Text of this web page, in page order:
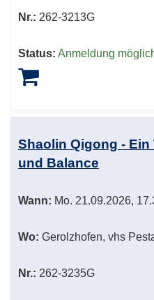
Nr.: 262-3213G
Status: Anmeldung
Shaolin Qigong - Ein
und Balance
Wann: Mo. 21.09.2026,
Wo: Gerolzhofen, vhs
Nr.: 262-3235G